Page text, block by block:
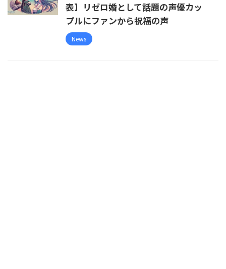
表】リゼロ婚として話題の声優カッ
プルにファンから祝福の声
News